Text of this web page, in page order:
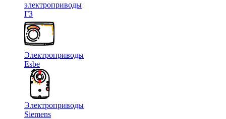
электроприводы
ГЗ
Электроприводы
Esbe
Электроприводы
Siemens